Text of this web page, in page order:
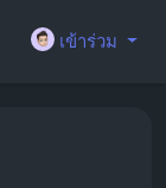
เข้าร่วม